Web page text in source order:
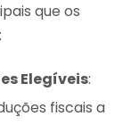
que os
Elegíveis:
fiscais a